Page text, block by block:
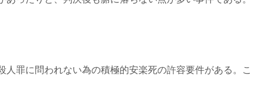
罪に問われない為の積極的安楽死の許容要件がある。こ